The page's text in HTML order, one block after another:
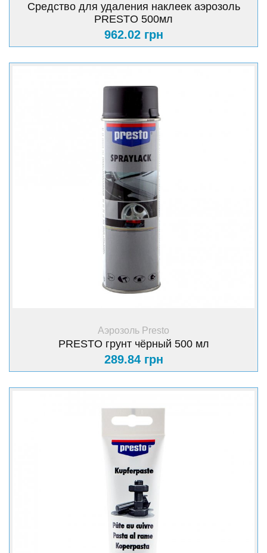
Средство для удаления наклеек аэрозоль
PRESTO 500мл
962.02 грн
+ Купить
Аэрозоль Presto
PRESTO грунт чёрный 500 мл
289.84 грн